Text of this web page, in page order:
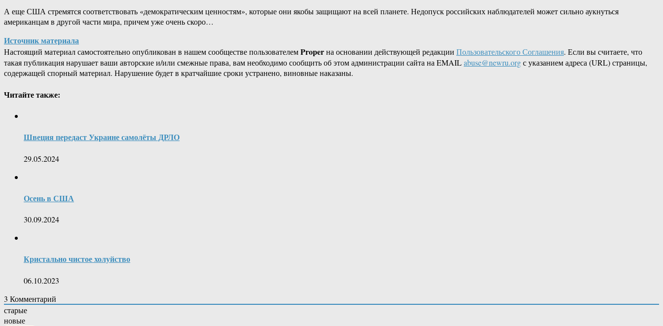
А еще США стремятся соответствовать «демократическим ценностям», которые они якобы защищают на всей планете. Недопуск российских наблюдателей может сильно аукнуться
американцам в другой части мира, причем уже очень скоро…
Источник материала
Настоящий материал самостоятельно опубликован в нашем сообществе пользователемProperна основании действующей редакции Пользовательского Соглашения. Если вы считаете, что
такая публикация нарушает ваши авторские и/или смежные права, вам необходимо сообщить об этом администрации сайта на EMAILabuse@newru.orgс указанием адреса (URL) страницы,
содержащей спорный материал. Нарушение будет в кратчайшие сроки устранено, виновные наказаны.
Читайте также:
Швеция передаст Украине самолёты ДРЛО
29.05.2024
Осень в США
30.09.2024
Кристально чистое холуйство
06.10.2023
3 Комментарий
старые
новые